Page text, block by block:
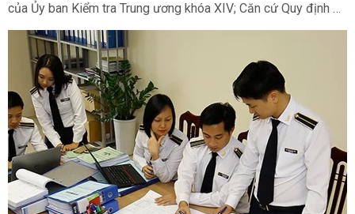
của Ủy ban Kiểm tra Trung ương khóa XIV; Căn cứ Quy định số
Đảng về những điều đảng viên không được làm, ngày
28/7/2026, Ủy ban Kiểm tra Trung ương đã ban hành Hướng
dẫn thực hiện Quy định về những điều đảng viên không được
làm (Hướng dẫn số 02-HD/UBKTTW).